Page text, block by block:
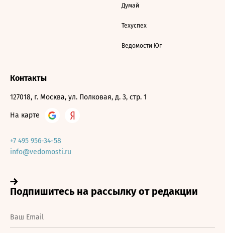
Думай
Техуспех
Ведомости Юг
Контакты
127018, г. Москва, ул. Полковая, д. 3, стр. 1
На карте
+7 495 956-34-58
info@vedomosti.ru